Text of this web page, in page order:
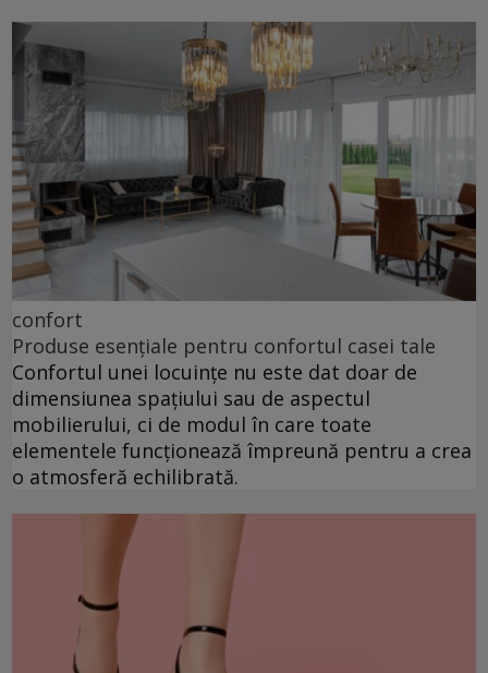
confort
Produse esențiale pentru confortul casei tale
Confortul unei locuințe nu este dat doar de
dimensiunea spațiului sau de aspectul
mobilierului, ci de modul în care toate
elementele funcționează împreună pentru a crea
o atmosferă echilibrată.